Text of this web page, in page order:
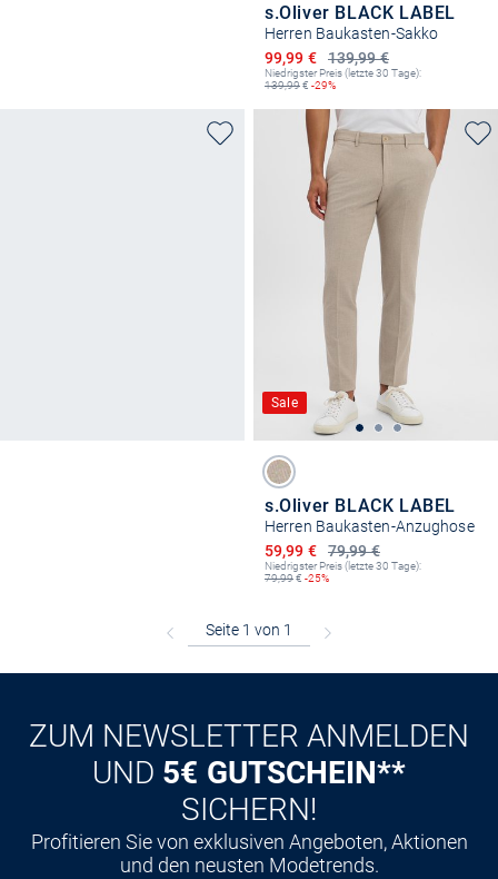
s.Oliver BLACK LABEL
Herren Baukasten-Sakko
139,99 €
Ermäßigter Preis
99,99 €
Niedrigster Preis (letzte 30 Tage):
139,99€ -29%
Sale
s.Oliver BLACK LABEL
Herren Baukasten-Anzughose
79,99 €
Ermäßigter Preis
59,99 €
Niedrigster Preis (letzte 30 Tage):
79,99€ -25%
ZUM NEWSLETTER ANMELDEN
UND 5€ GUTSCHEIN**
SICHERN!
Profitieren Sie von exklusiven Angeboten, Aktionen
und den neusten Modetrends.